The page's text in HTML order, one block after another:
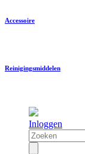
Accessoire
Reinigingsmiddelen
Inloggen